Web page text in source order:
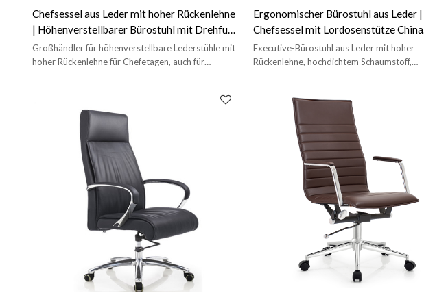
Chefsessel aus Leder mit hoher Rückenlehne
| Höhenverstellbarer Bürostuhl mit Drehfuß
| Großhandel & OEM/ODM
Großhändler für höhenverstellbare Lederstühle mit
hoher Rückenlehne für Chefetagen, auch für
Ergonomischer Bürostuhl aus Leder |
Chefsessel mit Lordosenstütze China
Lieferant (YF-A639)
Executive-Bürostuhl aus Leder mit hoher
Rückenlehne, hochdichtem Schaumstoff,